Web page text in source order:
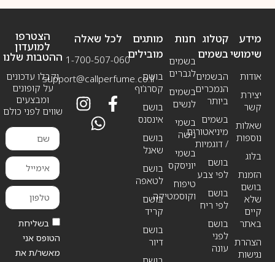
מידע
שימושי
אודות
יצירת
קשר
שאלות
נוספות
בלוג
הזמנת
בושם
שלא
קיים
באתר
הצהרת
נגישות
חנות
בשמים
לגברים
בשמים
לנשים
בשמי
נישה
בשמי
יוניסקס
טיפוח
וקוסמטיקה
קטלוג
בשמים
הבשמים
הנמכרים
ביותר
בשמים
מיניאטורים
/ דוגמיות
בושם
לפי צבע
בושם
לפי ריח
בושם
לפני
עונה
מותגים
מובילים
בושם
קסרג’וף
בושם
אינסנס
בושם
שאנל
בושם
לטאפה
בושם
קריד
בושם
דיור
לכל שאלה
1-700-507-060
support@callperfume.co.il
הצטרפו
למועדון
ההטבות שלנו
וקבלו עדכונים
על קופונים
ומבצעים
שווים לפני כולם
בשליחת
הטופס אני
מאשר/ת את